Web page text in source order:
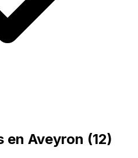
en Aveyron (12)